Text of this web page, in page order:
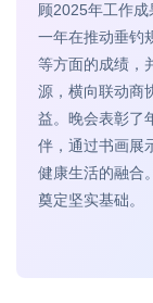
顾2025年工作
一年在推动垂钓
等方面的成绩，
源，横向联动商
益。晚会表彰了
伴，通过书画展
健康生活的融合
奠定坚实基础。